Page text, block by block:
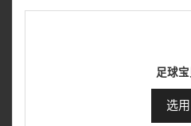
足球宝
选用